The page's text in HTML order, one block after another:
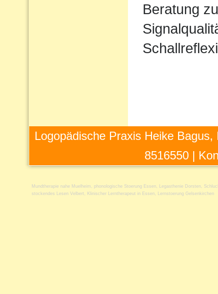
Beratung
Logopädische Praxis Heike
8516550 |
Mundtherapie nahe Muelheim phonologische Stoerung Essen Legasthenie Dorsten
stockendes Lesen Velbert
Klinischer Lerntherapeut in Essen Lernstoerung Gelsenkirchen